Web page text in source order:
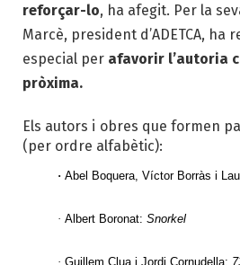
reforçar-lo, ha afegit. Per la
Marcè, president d’ADETCA, ha
especial per afavorir l’autoria
pròxima.
Els autors i obres que formen
(per ordre alfabètic):
· Abel Boquera, Víctor Borràs i
· Albert Boronat: Snorkel
· Guillem Clua i Jordi Cornudella: